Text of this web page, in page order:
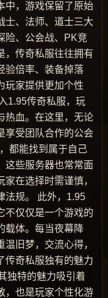
中，游戏保留了原始
士、法师、道士三大
险、公会战、PK竞
，传奇私服往往拥有
验倍率、装备掉落
玩家提供更加个性
1.95传奇私服，玩
热血。在这里，无论
享受团队合作的公会
都能找到属于自己
这些服务器也常常面
在选择时需谨慎，
法规。 此外，1.95
不仅仅是一个游戏的
载体。每当夜幕降
旧梦，交流心得，
传奇私服独有的魅力
独特的魅力吸引着
，也是玩家个性化游